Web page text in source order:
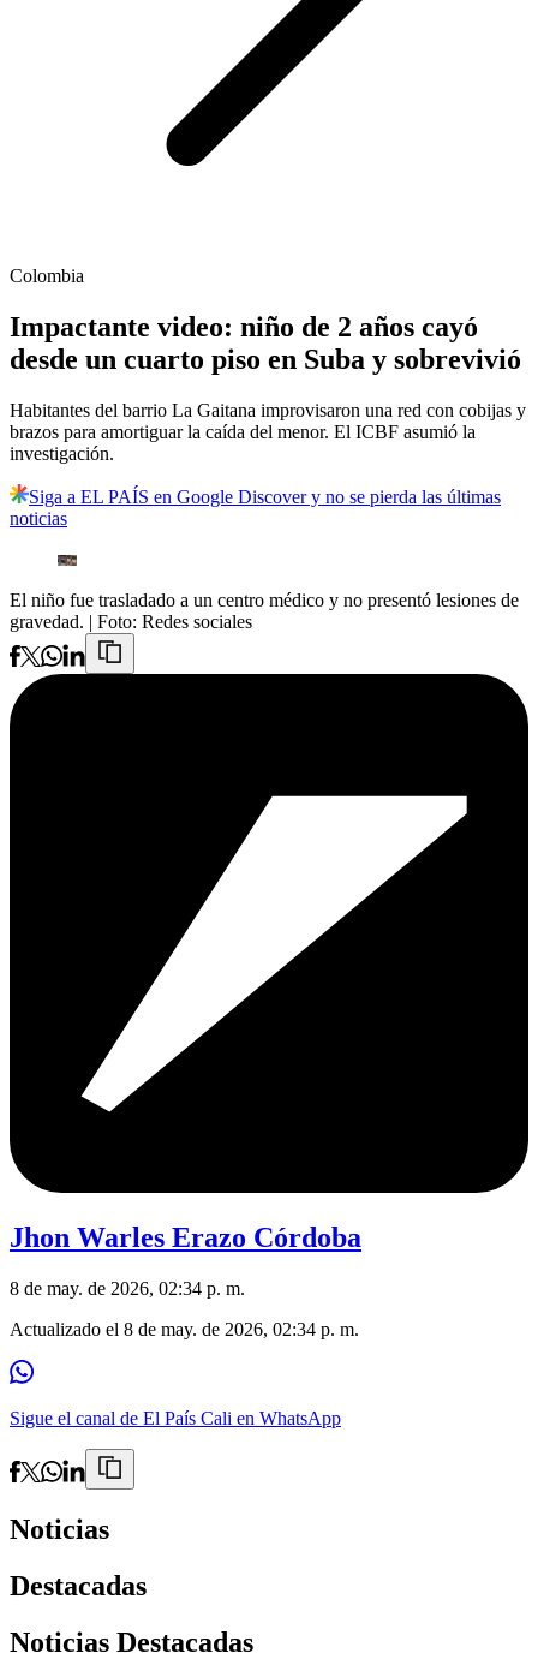
Colombia
Impactante video: niño de 2 años cayó
desde un cuarto piso en Suba y sobrevivió
Habitantes del barrio La Gaitana improvisaron una red con cobijas y
brazos para amortiguar la caída del menor. El ICBF asumió la
investigación.
Siga a EL PAÍS en Google Discover y no se pierda las últimas
noticias
El niño fue trasladado a un centro médico y no presentó lesiones de
gravedad. | Foto: Redes sociales
Jhon Warles Erazo Córdoba
8 de may. de 2026, 02:34 p. m.
Actualizado el 8 de may. de 2026, 02:34 p. m.
Sigue el canal de El País Cali en WhatsApp
Noticias
Destacadas
Noticias Destacadas